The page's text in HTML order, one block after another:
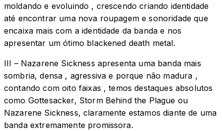
moldando e evoluindo , crescendo criando identidade
até encontrar uma nova roupagem e sonoridade que
encaixa mais com a identidade da banda e nos
apresentar um ótimo blackened death metal.
III – Nazarene Sickness apresenta uma banda mais
sombria, densa , agressiva e porque não madura ,
contando com oito faixas , temos destaques absolutos
como Gottesacker, Storm Behind the Plague ou
Nazarene Sickness, claramente estamos diante de uma
banda extremamente promissora.